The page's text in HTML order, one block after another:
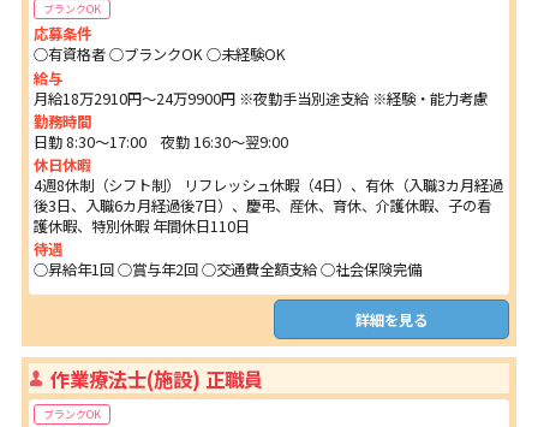
ブランクOK
応募条件
○有資格者 ○ブランクOK ○未経験OK
給与
月給18万2910円～24万9900円 ※夜勤手当別途支給 ※経験・能力考慮
勤務時間
日勤 8:30～17:00 夜勤 16:30～翌9:00
休日休暇
4週8休制（シフト制） リフレッシュ休暇（4日）、有休（入職3カ月経過
後3日、入職6カ月経過後7日）、慶弔、産休、育休、介護休暇、子の看
護休暇、特別休暇 年間休日110日
待遇
○昇給年1回 ○賞与年2回 ○交通費全額支給 ○社会保険完備
詳細を見る
作業療法士(施設) 正職員
ブランクOK